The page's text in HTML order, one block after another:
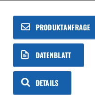
PRODUKTANFRAGE
DATENBLATT
DETAILS